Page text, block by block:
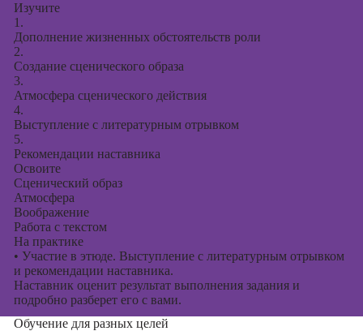
Изучите
1.
Дополнение жизненных обстоятельств роли
2.
Создание сценического образа
3.
Атмосфера сценического действия
4.
Выступление с литературным отрывком
5.
Рекомендации наставника
Освоите
Сценический образ
Атмосфера
Воображение
Работа с текстом
На практике
• Участие в этюде. Выступление с литературным отрывком
и рекомендации наставника.
Наставник оценит результат выполнения задания и
подробно разберет его с вами.
Обучение для разных целей